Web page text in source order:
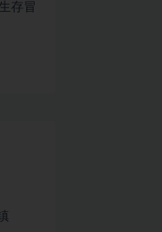
存冒